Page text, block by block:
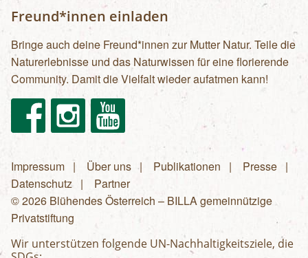
Freund*innen einladen
Bringe auch deine Freund*innen zur Mutter Natur. Teile die
Naturerlebnisse und das Naturwissen für eine florierende
Community. Damit die Vielfalt wieder aufatmen kann!
FacebookInstagram Youtube
Fußzeilenmenü
Impressum Über uns Publikationen
Presse
Datenschutz
Partner
© 2026 Blühendes Österreich – BILLA gemeinnützige
Privatstiftung
Wir unterstützen folgende UN-Nachhaltigkeitsziele, die